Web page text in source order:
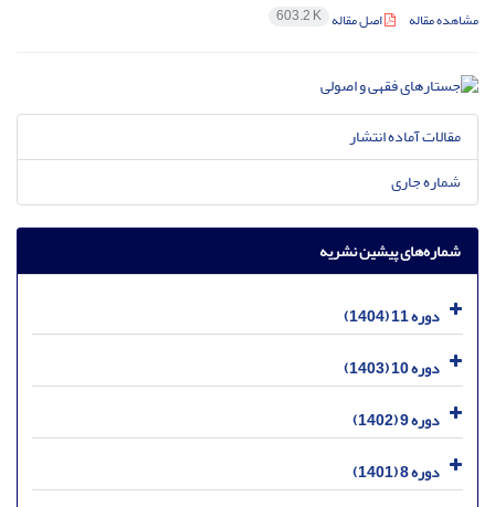
مشاهده مقاله اصل مقاله 603.2 K
مقالات آماده انتشار
شماره جاری
شماره‌های پیشین نشریه
دوره 11 (1404)
دوره 10 (1403)
دوره 9 (1402)
دوره 8 (1401)